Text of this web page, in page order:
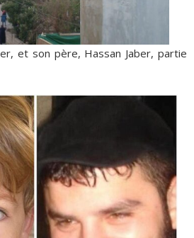
et son père, Hassan Jaber, partie